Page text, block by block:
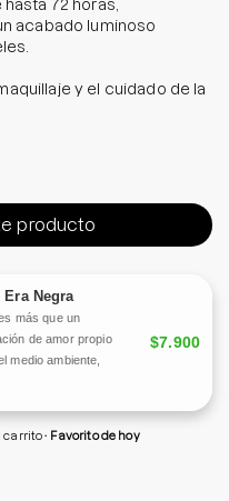
72 horas,
acabado luminoso
y el cuidado de la
astaxantina.
se unifica al instante,
que tu look luzca
y no altera sus beneficios.
producto
Era Negra
más que un
de amor propio
medio ambiente,
$7.900
carrito Favorito de hoy